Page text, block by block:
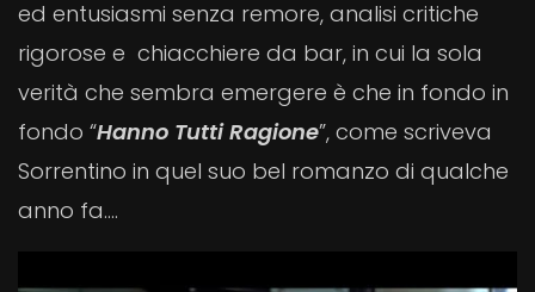
ed entusiasmi senza remore, analisi critiche
rigorose e chiacchiere da bar, in cui la sola
verità che sembra emergere è che in fondo in
fondo “Hanno Tutti Ragione”, come scriveva
Sorrentino in quel suo bel romanzo di qualche
anno fa….